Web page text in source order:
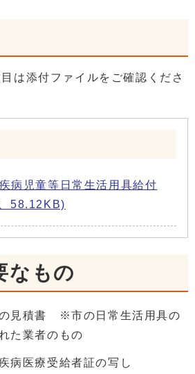
は添付ファイルをご確認くださ
病児童等日常生活用具給付
58.12KB)
なもの
の見積書 ※市の日常生活用具の
た業者のもの
病医療受給者証の写し